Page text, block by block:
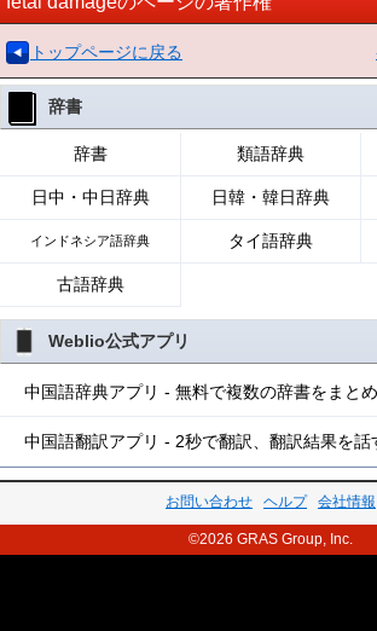
トップページに戻る
辞書
辞書 類語辞典
日中・中日辞典 日韓・韓日辞典
インドネシア語辞典 タイ語辞典
古語辞典
Weblio公式アプリ
中国語辞典アプリ - 無料で複数の辞書をまと
中国語翻訳アプリ - 2秒で翻訳、翻訳結果を話
お問い合わせ ヘルプ 会社情報
©2026 GRAS Group, Inc.